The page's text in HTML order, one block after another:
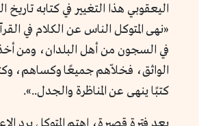
اليعقوبي هذا التغيير في كتابه
«نهى المتوكل الناس عن الكلام في
في السجون من أهل البلدان، ومن
الواثق، فخلاّهم جميعًا وكساهم،
كتبًا ينهى عن المناظرة والجدل..».